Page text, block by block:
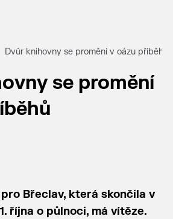
Dvůr knihovny se promění v oázu příběhů
se promění
Břeclav, která skončila v
října o půlnoci, má vítěze.